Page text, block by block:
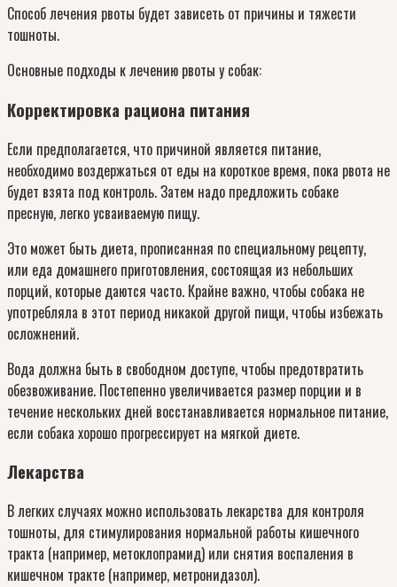
Способ лечения рвоты будет зависеть от причины и тяжести
тошноты.
Основные подходы к лечению рвоты у собак:
Корректировка рациона питания
Если предполагается, что причиной является питание,
необходимо воздержаться от еды на короткое время, пока рвота не
будет взята под контроль. Затем надо предложить собаке
пресную, легко усваиваемую пищу.
Это может быть диета, прописанная по специальному рецепту,
или еда домашнего приготовления, состоящая из небольших
порций, которые даются часто. Крайне важно, чтобы собака не
употребляла в этот период никакой другой пищи, чтобы избежать
осложнений.
Вода должна быть в свободном доступе, чтобы предотвратить
обезвоживание. Постепенно увеличивается размер порции и в
течение нескольких дней восстанавливается нормальное питание,
если собака хорошо прогрессирует на мягкой диете.
Лекарства
В легких случаях можно использовать лекарства для контроля
тошноты, для стимулирования нормальной работы кишечного
тракта (например, метоклопрамид) или снятия воспаления в
кишечном тракте (например, метронидазол).